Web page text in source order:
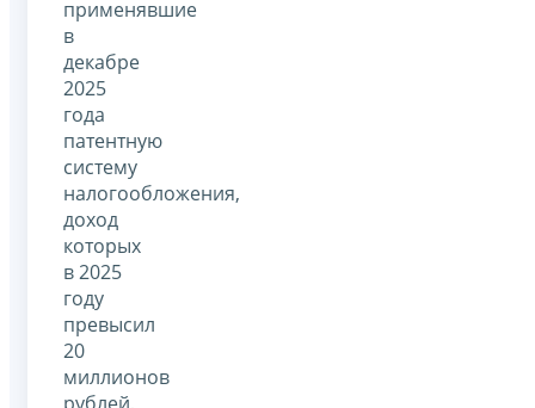
применявшие
в
декабре
2025
года
патентную
систему
налогообложения,
доход
которых
в 2025
году
превысил
20
миллионов